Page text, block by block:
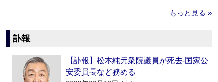
もっと見る »
訃報
【訃報】松本純元衆院議員が死去‐国家公
安委員長など務める